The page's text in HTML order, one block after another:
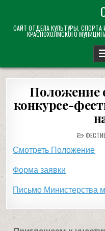
content
САЙТ ОТДЕЛА КУЛЬТУРЫ,
КРАСНОХОЛМСКОГО
Положение
конкурсе-
POSTED
IN
Смотреть Положение
Форма заявки
Письмо Министерства